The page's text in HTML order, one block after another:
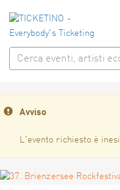
Avviso
L'evento richiesto è